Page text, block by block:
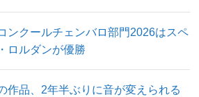
ンクールチェンバロ部門2026はスペ
ロルダンが優勝
作品、2年半ぶりに音が変えられる